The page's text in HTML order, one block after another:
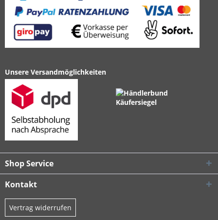
Unsere Versandmöglichkeiten
Shop Service
Kontakt
Vertrag widerrufen